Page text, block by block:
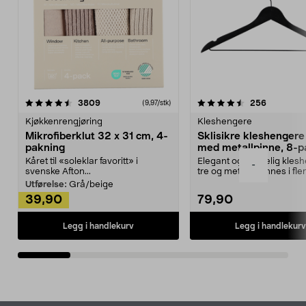
-
3809anmeldelser(9,97/stk)
Kjøkkenrengjøring
Mikrofiberklut 32 x 31 cm, 4-
pakning
Kåret til «soleklar favoritt» i
svenske Afton...
Utførelse: Grå/beige
39,90
Legg i handlekurv
4.5av 5 stjerner 256
Kleshengere
Sklisikre
med metallpinne, 8-
Elegant og skikkelig
tre og metall – finnes i
79,90
Legg i handlekurv
4.5av 5 stjerner